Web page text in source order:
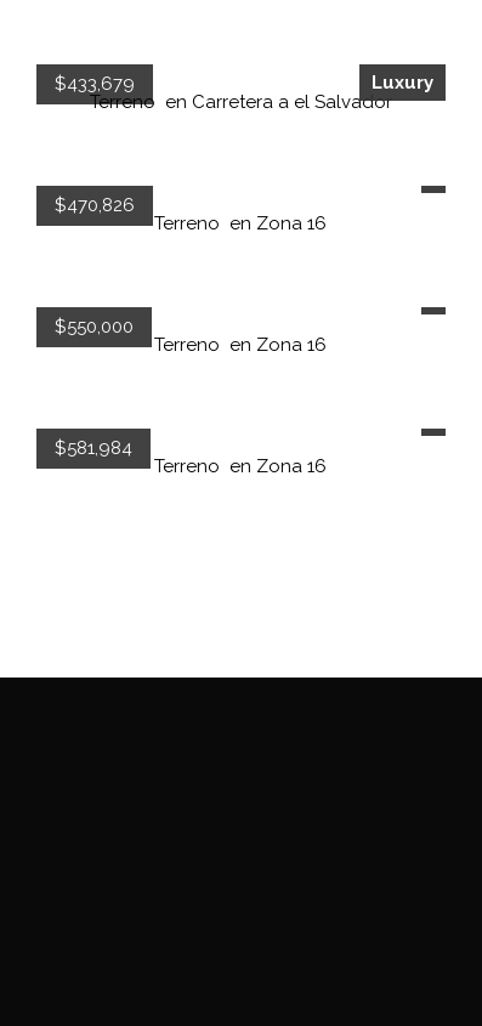
Luxury
$433,679
Terreno en Carretera a el Salvador
$470,826
Terreno en Zona 16
$550,000
Terreno en Zona 16
$581,984
Terreno en Zona 16